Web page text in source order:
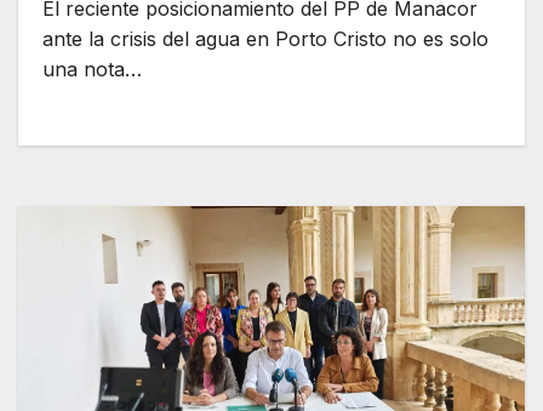
El reciente posicionamiento del PP de Manacor
ante la crisis del agua en Porto Cristo no es solo
una nota…